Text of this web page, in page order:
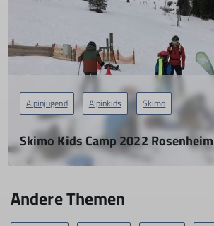
Alpinjugend Alpinkids Skimo
Skimo Kids Camp 2022 Rosenheim
19.02.2022
Andere Themen